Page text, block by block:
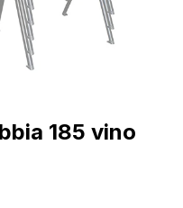
185 vino